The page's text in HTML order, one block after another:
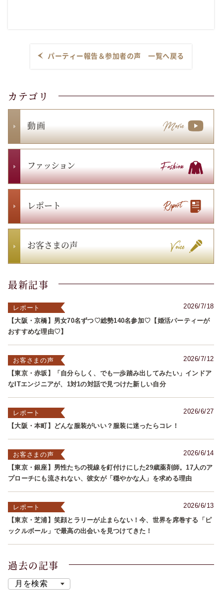
パーティー報告＆参加者の声 一覧へ戻る
カテゴリ
動 画
ファッション
レポート
お客さまの声
最新記事
2026/7/18
レポート
【大阪・京橋】男女70名ずつ♡総勢140名参加♡【婚活パーティーが
おすすめな理由♡】
2026/7/12
お客さまの声
【東京・赤坂】「自分らしく、でも一歩踏み出してみたい」インドア
なITエンジニアが、1対1の対話で見つけた新しい自分
2026/6/27
レポート
【大阪・本町】どんな服装がいい？服装に迷ったらコレ！
2026/6/14
お客さまの声
【東京・銀座】男性たちの視線を釘付けにした29歳薬剤師。17人のア
プローチにも流されない、彼女が「穏やかな人」を求める理由
2026/6/13
レポート
【東京・芝浦】笑顔とラリーが止まらない！今、世界を席巻する「ピ
ックルボール」で最高の出会いを見つけてきた！
過去の記事